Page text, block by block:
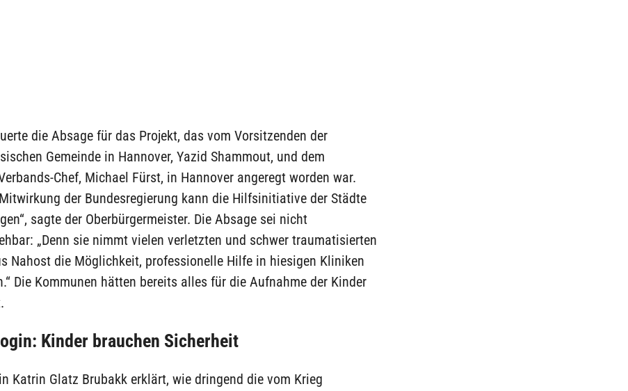
die Absage für das Projekt, das vom Vorsitzenden der
Gemeinde in Hannover, Yazid Shammout, und dem
Chef, Michael Fürst, in Hannover angeregt worden war.
der Bundesregierung kann die Hilfsinitiative der Städte
sagte der Oberbürgermeister. Die Absage sei nicht
„Denn sie nimmt vielen verletzten und schwer traumatisierten
Nahost die Möglichkeit, professionelle Hilfe in hiesigen Kliniken
Die Kommunen hätten bereits alles für die Aufnahme der Kinder
Kinder brauchen Sicherheit
Katrin Glatz Brubakk erklärt, wie dringend die vom Krieg